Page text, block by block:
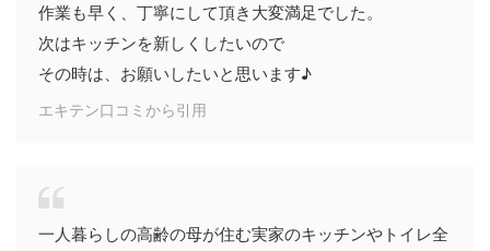
作業も早く、丁寧にして頂き大変満足でした。
次はキッチンを新しくしたいので
その時は、お願いしたいと思います♪
エキテン口コミから引用
一人暮らしの高齢の母が住む実家のキッチンやトイレ全